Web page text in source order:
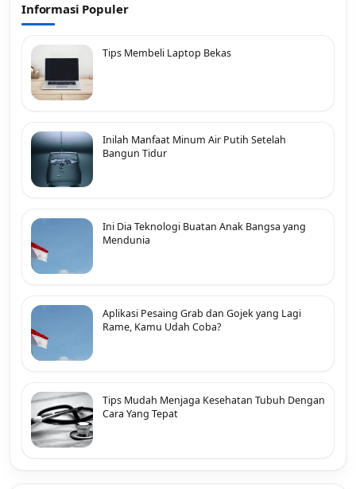
Informasi Populer
Tips Membeli Laptop Bekas
Inilah Manfaat Minum Air Putih Setelah
Bangun Tidur
Ini Dia Teknologi Buatan Anak Bangsa yang
Mendunia
Aplikasi Pesaing Grab dan Gojek yang Lagi
Rame, Kamu Udah Coba?
Tips Mudah Menjaga Kesehatan Tubuh Dengan
Cara Yang Tepat